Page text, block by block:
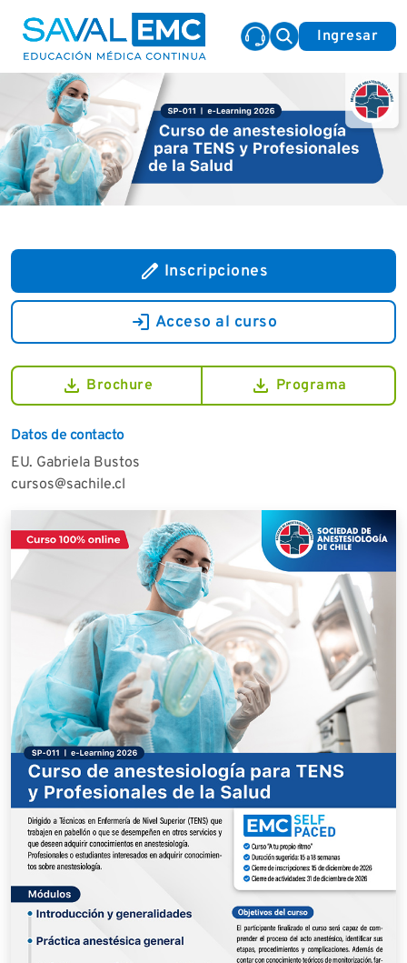
Ingresar
edit Inscripciones
login Acceso al curso
download Brochure download Programa
Datos de contacto
EU. Gabriela Bustos
cursos@sachile.cl